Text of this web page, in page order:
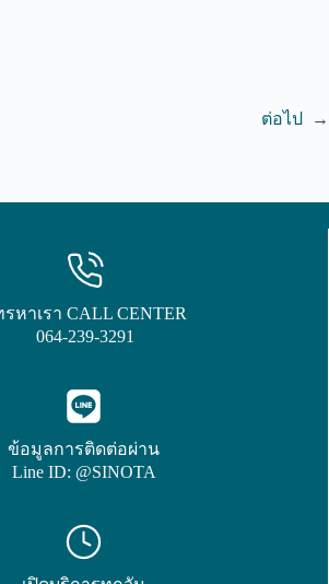
ต่อไป →
หาเรา CALL CENTER
064-239-3291
ข้อมูลการติดต่อผ่าน
Line ID: @SINOTA